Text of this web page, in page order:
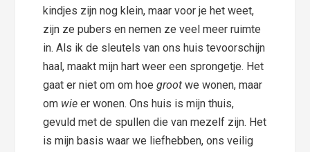
kindjes zijn nog klein, maar voor je het weet,
zijn ze pubers en nemen ze veel meer ruimte
in. Als ik de sleutels van ons huis tevoorschijn
haal, maakt mijn hart weer een sprongetje. Het
gaat er niet om om hoegrootwe wonen, maar
om wieer wonen. Ons huis is mijn thuis,
gevuld met de spullen die van mezelf zijn. Het
is mijn basis waar we liefhebben, ons veilig